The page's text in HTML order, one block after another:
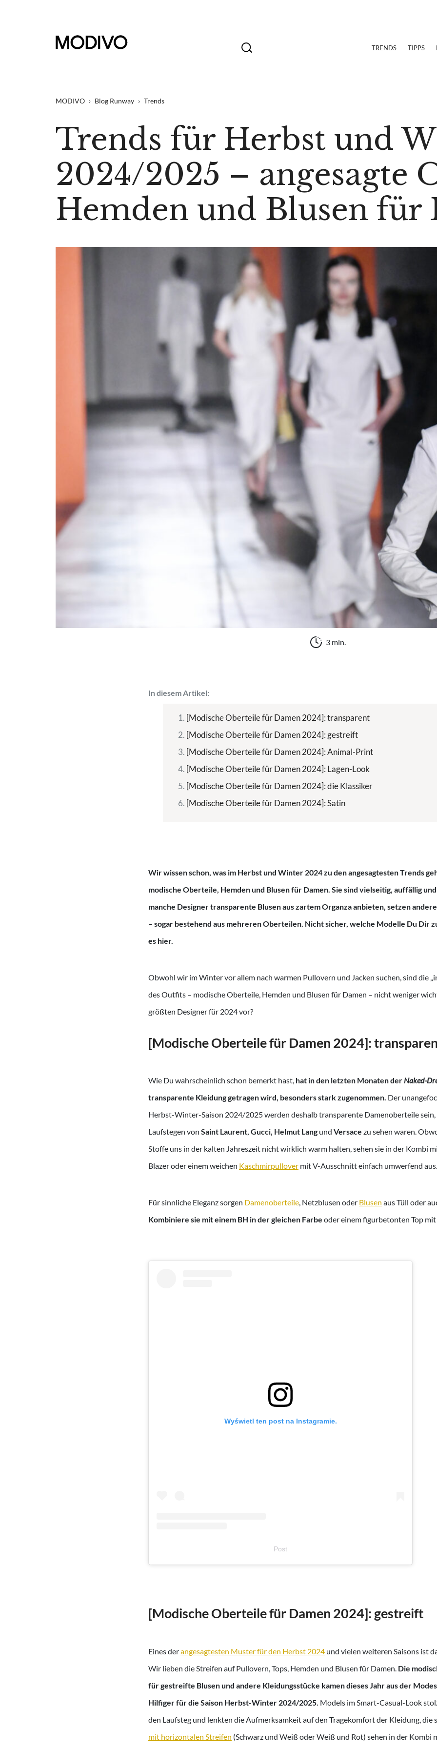
TRENDS TIPPS
MODIVO › Blog Runway › Trends
Trends für Herbst und
2024/2025 – angesagte
Hemden und Blusen für
3 min.
In diesem Artikel:
[Modische Oberteile für Damen 2024]: transparent
[Modische Oberteile für Damen 2024]: gestreift
[Modische Oberteile für Damen 2024]: Animal-Print
[Modische Oberteile für Damen 2024]: Lagen-Look
[Modische Oberteile für Damen 2024]: die Klassiker
[Modische Oberteile für Damen 2024]: Satin
Wir wissen schon, was im Herbst und Winter 2024 zu den angesagtesten Trends
modische Oberteile, Hemden und Blusen für Damen. Sie sind vielseitig, auffällig
manche Designer transparente Blusen aus zartem Organza anbieten, setzen
– sogar bestehend aus mehreren Oberteilen. Nicht sicher, welche Modelle Du Dir
es hier.
Obwohl wir im Winter vor allem nach warmen Pullovern und Jacken suchen, sind die
des Outfits – modische Oberteile, Hemden und Blusen für Damen – nicht weniger
größten Designer für 2024 vor?
[Modische Oberteile für Damen 2024]:
Wie Du wahrscheinlich schon bemerkt hast, hat in den letzten Monaten der Naked-
transparente Kleidung getragen wird, besonders stark zugenommen. Der
Herbst-Winter-Saison 2024/2025 werden deshalb transparente Damenoberteile sein,
Laufstegen von Saint Laurent, Gucci, Helmut Lang und Versace zu sehen waren.
Stoffe uns in der kalten Jahreszeit nicht wirklich warm halten, sehen sie in der Kombi
Blazer oder einem weichen Kaschmirpullover mit V-Ausschnitt einfach umwerfend aus.
Für sinnliche Eleganz sorgen Damenoberteile, Netzblusen oder Blusen aus Tüll oder
Kombiniere sie mit einem BH in der gleichen Farbe oder einem figurbetonten Top
Wyświetl ten post na Instagramie.
Post
[Modische Oberteile für Damen 2024]: gestreift
Eines derangesagtesten Muster für den Herbst 2024 und vielen weiteren Saisons ist
Wir lieben die Streifen auf Pullovern, Tops, Hemden und Blusen für Damen. Die
für gestreifte Blusen und andere Kleidungsstücke kamen dieses Jahr aus der
Hilfiger für die Saison Herbst-Winter 2024/2025. Models im Smart-Casual-Look
den Laufsteg und lenkten die Aufmerksamkeit auf den Tragekomfort der Kleidung, die
mit horizontalen Streifen (Schwarz und Weiß oder Weiß und Rot) sehen in der Kombi